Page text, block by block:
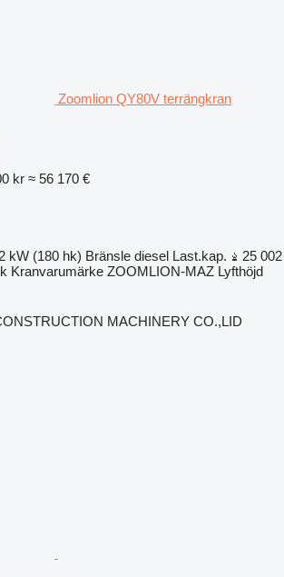
Zoomlion QY80V terrängkran
kr ≈ 56 170 €
kW (180 hk) Bränsle diesel Last.kap.
25 002
Kranvarumärke ZOOMLION-MAZ Lyfthöjd
MACHINERY CO.,LID